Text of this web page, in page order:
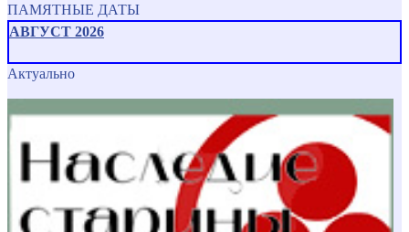
ПАМЯТНЫЕ ДАТЫ
АВГУСТ 2026
Актуально